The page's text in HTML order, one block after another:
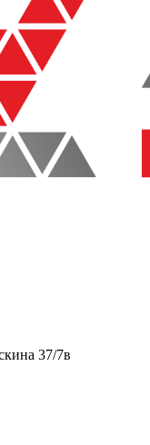
37/7в